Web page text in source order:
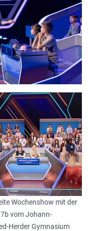
Wochenshow mit der
vom Johann-
Herder Gymnasium